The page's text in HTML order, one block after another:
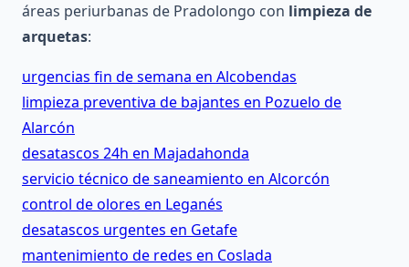
áreas periurbanas de Pradolongo con limpieza de
arquetas:
urgencias fin de semana en Alcobendas
limpieza preventiva de bajantes en Pozuelo de
Alarcón
desatascos 24h en Majadahonda
servicio técnico de saneamiento en Alcorcón
control de olores en Leganés
desatascos urgentes en Getafe
mantenimiento de redes en Coslada